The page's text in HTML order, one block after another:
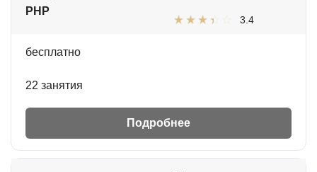
PHP
3.4
бесплатно
22 занятия
Подробнее